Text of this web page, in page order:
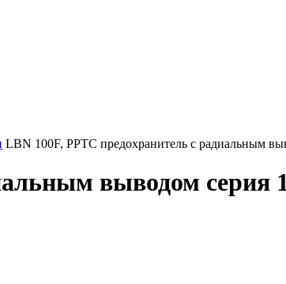
LBN 100F, PPTC предохранитель с радиальным
выводом cерия